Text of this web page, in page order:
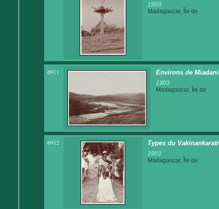
1903
Madagascar, Île de
6911 Environs de
1903
Madagascar, Île de
6912 Types du
1903
Madagascar, Île de